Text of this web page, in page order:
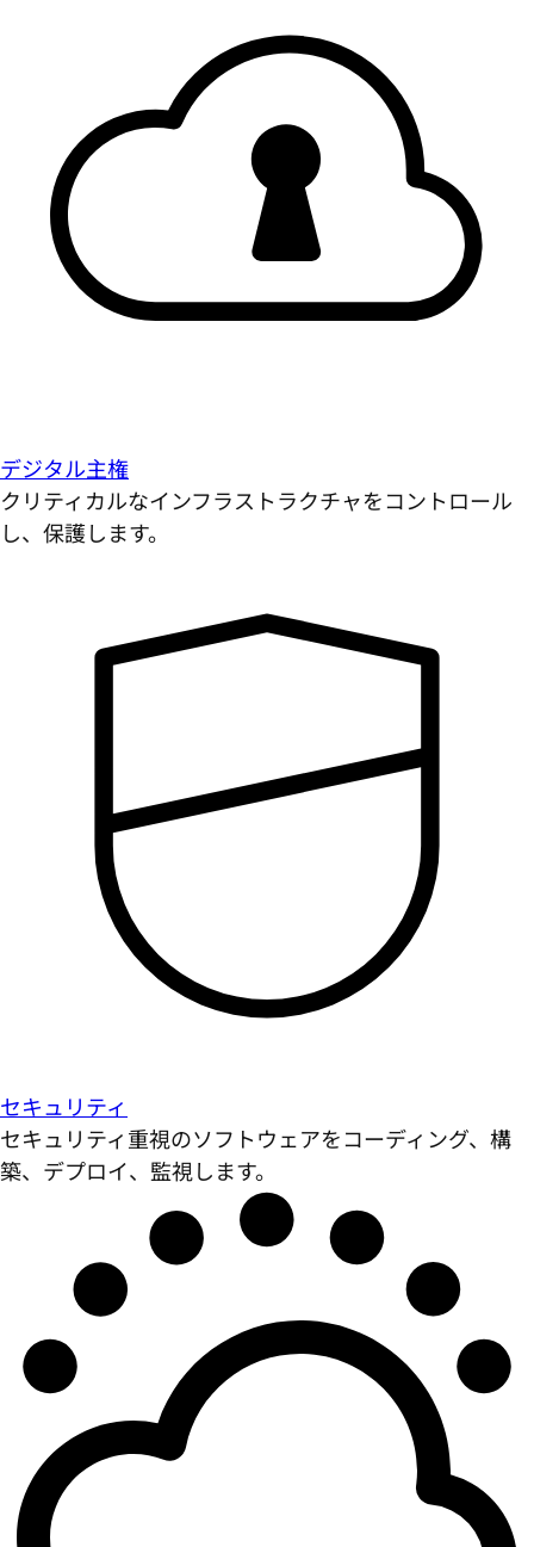
デジタル主権
クリティカルなインフラストラクチャをコントロール
し、保護します。
セキュリティ
セキュリティ重視のソフトウェアをコーディング、構
築、デプロイ、監視します。